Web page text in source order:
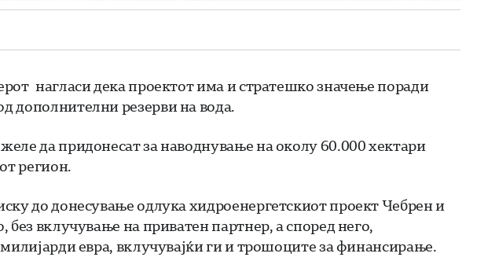
нагласи дека проектот има и стратешко значење поради
дополнителни резерви на вода.
да придонесат за наводнување на околу 60.000 хектари
регион.
до донесување одлука хидроенергетскиот проект Чебрен и
без вклучување на приватен партнер, а според него,
евра, вклучувајќи ги и трошоците за финансирање.